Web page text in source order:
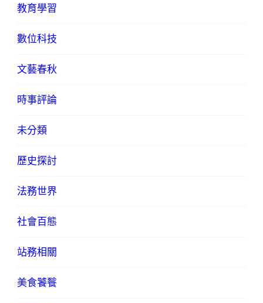
教育學習
數位科技
文藝春秋
時事評論
未分類
歷史探討
法務世界
社會百態
站務相關
美食饕餮